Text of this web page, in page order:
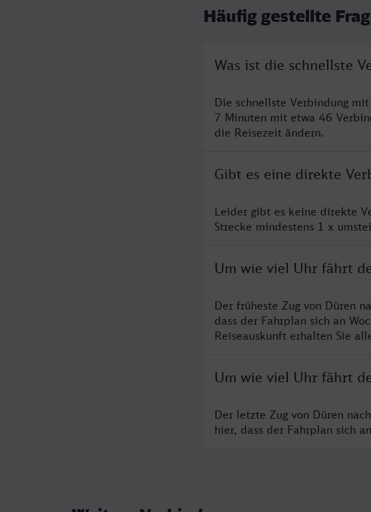
Häufig gestellte
Was ist die schnellste
Die schnellste Verbindung
7 Minuten mit etwa 46
die Reisezeit ändern.
Gibt es eine direkte
Leider gibt es keine direkte
Strecke mindestens 1 x
Um wie viel Uhr fährt
Der früheste Zug von Düren
dass der Fahrplan sich an
Reiseauskunft erhalten Sie
Um wie viel Uhr fährt
Der letzte Zug von Düren
hier, dass der Fahrplan sich